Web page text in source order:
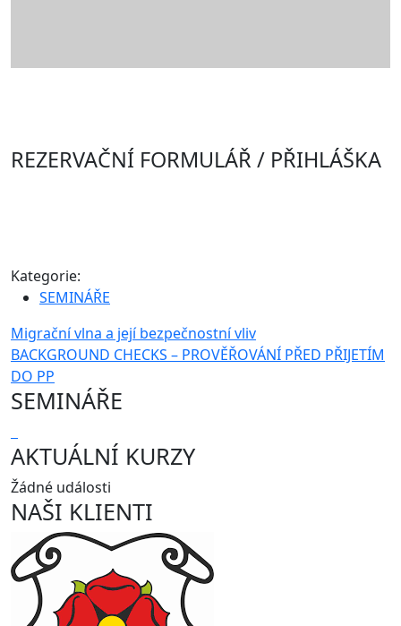
REZERVAČNÍ FORMULÁŘ / PŘIHLÁŠKA
Kategorie:
SEMINÁŘE
Navigace
pro
příspěvek
Migrační vlna a její bezpečnostní vliv
BACKGROUND CHECKS – PROVĚŘOVÁNÍ PŘED PŘIJETÍM
DO PP
SEMINÁŘE
AKTUÁLNÍ KURZY
Žádné události
NAŠI KLIENTI